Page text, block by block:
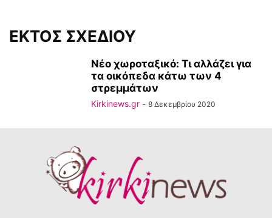
ΕΚΤΟΣ ΣΧΕΔΙΟΥ
Νέο χωροταξικό: Τι αλλάζει για
τα οικόπεδα κάτω των 4
στρεμμάτων
Kirkinews.gr - 8 Δεκεμβρίου 2020